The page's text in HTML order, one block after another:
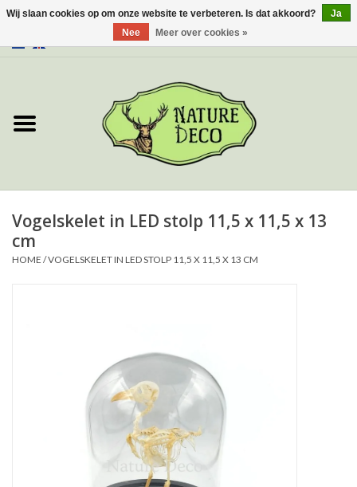
Over ons
Nieuw
Sieraden
Prepareerbenodigdheden
Lijsten & Stolpen
Schedels & skeletten
Vogelskelet in LED stolp 11,5 x 11,5 x 13
cm
HOME /VOGELSKELET IN LED STOLP 11,5 X 11,5 X 13 CM
Wij slaan cookies op om onze website te verbeteren. Is dat akkoord?
Ja
Nee
Meer over cookies »